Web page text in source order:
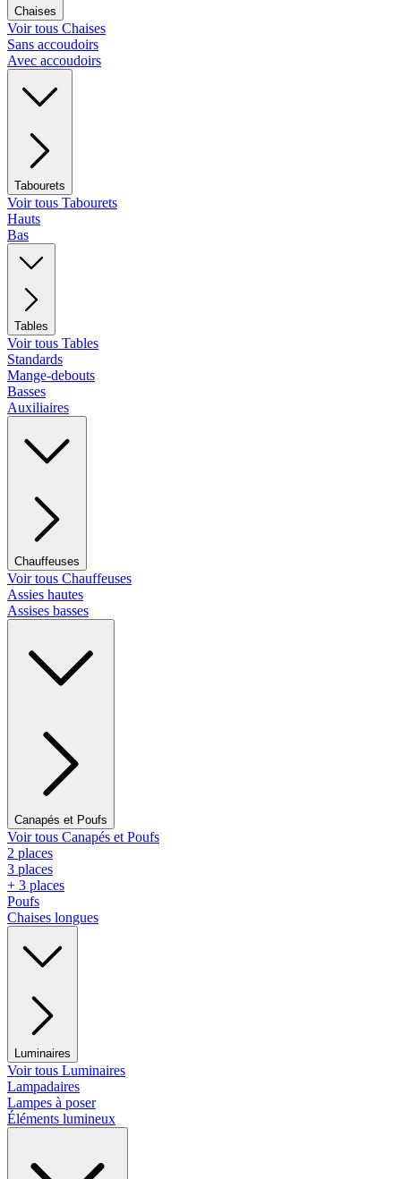
Chaises
Voir tous Chaises
Sans accoudoirs
Avec accoudoirs
Tabourets
Voir tous Tabourets
Hauts
Bas
Tables
Voir tous Tables
Standards
Mange-debouts
Basses
Auxiliaires
Chauffeuses
Voir tous Chauffeuses
Assies hautes
Assises basses
Canapés et Poufs
Voir tous Canapés et Poufs
2 places
3 places
+ 3 places
Poufs
Chaises longues
Luminaires
Voir tous Luminaires
Lampadaires
Lampes à poser
Éléments lumineux